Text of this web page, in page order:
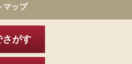
マップ
さがす